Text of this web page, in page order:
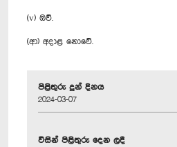
(v) ඔව්.
(ආ) අදාළ නොවේ.
පිළිතුරු දුන් දිනය
2024-03-07
විසින් පිළිතුරු දෙන ලදී